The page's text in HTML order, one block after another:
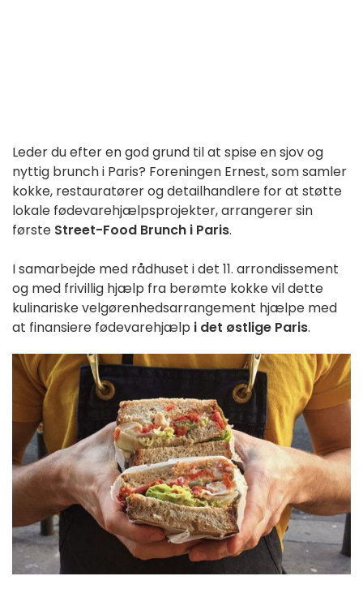
Leder du efter en god grund til at spise en sjov og
nyttig brunch i Paris? Foreningen Ernest, som samler
kokke, restauratører og detailhandlere for at støtte
lokale fødevarehjælpsprojekter, arrangerer sin
første Street-Food Brunch i Paris.
I samarbejde med rådhuset i det 11. arrondissement
og med frivillig hjælp fra berømte kokke vil dette
kulinariske velgørenhedsarrangement hjælpe med
at finansiere fødevarehjælp i det østlige Paris.